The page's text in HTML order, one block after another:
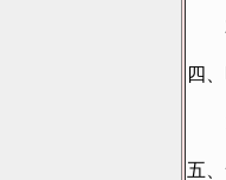
四、
五、